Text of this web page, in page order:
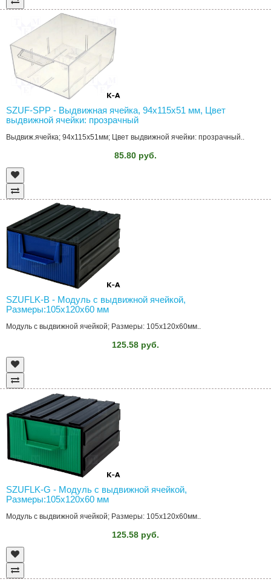
SZUF-SPP - Выдвижная ячейка, 94x115x51 мм, Цвет
выдвижной ячейки: прозрачный
Выдвиж.ячейка; 94x115x51мм; Цвет выдвижной ячейки: прозрачный..
85.80 руб.
SZUFLK-B - Модуль с выдвижной ячейкой,
Размеры:105x120x60 мм
Модуль с выдвижной ячейкой; Размеры: 105x120x60мм..
125.58 руб.
SZUFLK-G - Модуль с выдвижной ячейкой,
Размеры:105x120x60 мм
Модуль с выдвижной ячейкой; Размеры: 105x120x60мм..
125.58 руб.